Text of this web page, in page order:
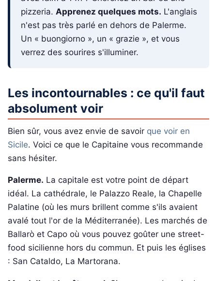
pizzeria. Apprenez quelques mots. L'anglais
n'est pas très parlé en dehors de Palerme.
Un « buongiorno », un « grazie », et vous
verrez des sourires s'illuminer.
Les incontournables : ce qu'il faut
absolument voir
Bien sûr, vous avez envie de savoir que voir en
Sicile. Voici ce que le Capitaine vous recommande
sans hésiter.
Palerme. La capitale est votre point de départ
idéal. La cathédrale, le Palazzo Reale, la Chapelle
Palatine (où les murs brillent comme s'ils avaient
avalé tout l'or de la Méditerranée). Les marchés de
Ballarò et Capo où vous pouvez goûter une street-
food sicilienne hors du commun. Et puis les églises
: San Cataldo, La Martorana.